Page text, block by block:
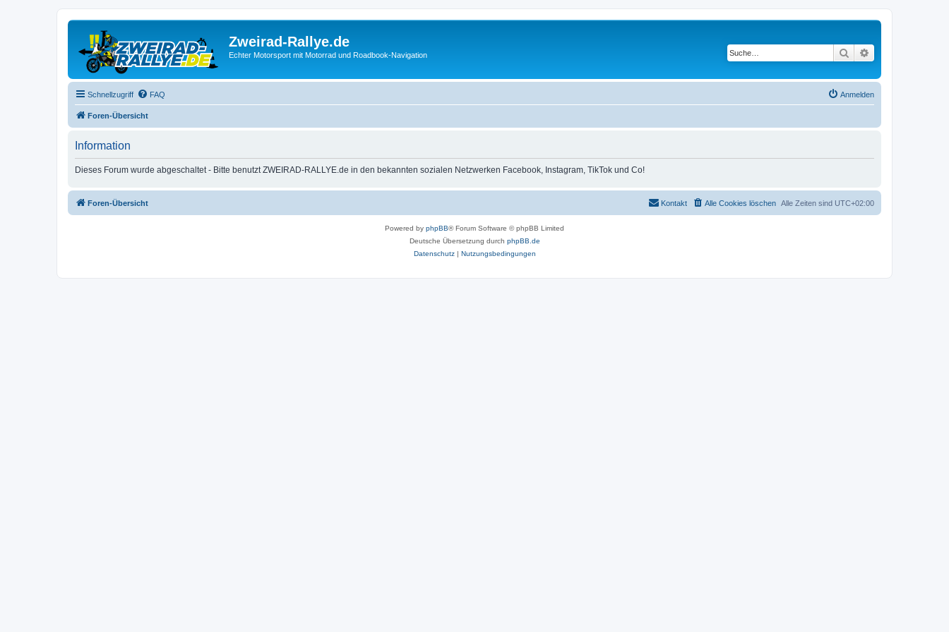
Zweirad-Rallye.de
Echter Motorsport mit Motorrad und Roadbook-Navigation Suche
Schnellzugriff FAQ Anmelden
Foren-Übersicht
Information
Dieses Forum wurde abgeschaltet - Bitte benutzt ZWEIRAD-RALLYE.de in den bekannten sozialen Netzwerken Facebook, Instagram, TikTok und Co!
Foren-Übersicht Alle Zeiten sind UTC+02:00
Alle Cookies löschen
Kontakt
Powered by phpBB® Forum Software © phpBB Limited
Deutsche Übersetzung durch phpBB.de
Datenschutz| Nutzungsbedingungen